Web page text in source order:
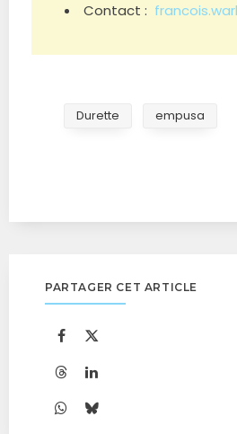
Contact :
Durette empusa
PARTAGER CET ARTICLE